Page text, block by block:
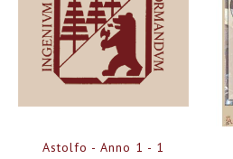
Astolfo - Anno 1 - 1